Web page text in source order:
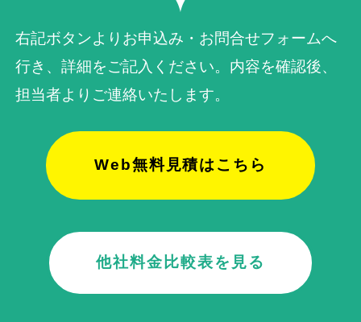
右記ボタンよりお申込み・お問合せフォームへ
行き、詳細をご記入ください。内容を確認後、
担当者よりご連絡いたします。
Web無料見積はこちら
他社料金比較表を見る